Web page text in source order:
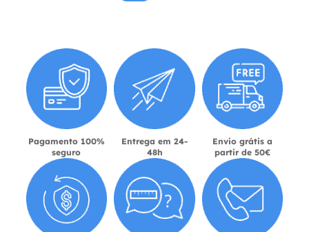
Pagamento 100%
seguro
Entrega em 24-
48h
Envio grátis a
partir de 50€